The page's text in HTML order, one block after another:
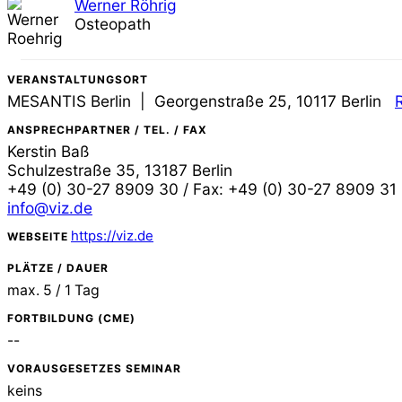
Werner Röhrig
Osteopath
VERANSTALTUNGSORT
MESANTIS Berlin | Georgenstraße 25, 10117 Berlin
ANSPRECHPARTNER / TEL. / FAX
Kerstin Baß
Schulzestraße 35, 13187 Berlin
+49 (0) 30-27 8909 30 / Fax: +49 (0) 30-27 8909 31
info@viz.de
WEBSEITE https://viz.de
PLÄTZE / DAUER
max. 5 / 1 Tag
FORTBILDUNG (CME)
--
VORAUSGESETZES SEMINAR
keins